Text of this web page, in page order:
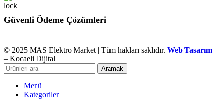
Güvenli Ödeme Çözümleri
© 2025 MAS Elektro Market | Tüm hakları saklıdır. Web Tasarım
– Kocaeli Dijital
Aramak
Menü
Kategoriler